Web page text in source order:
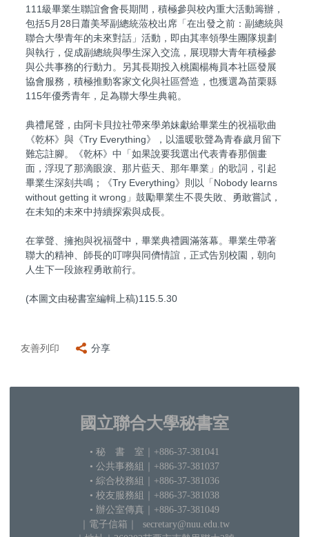
111級畢業生聯誼會會長期間，積極參與校內重大活動籌辦，
包括5月28日蕭美琴副總統蒞校出席「在出發之前：副總統與
聯合大學青年的未來對話」活動，即由其率領學生團隊規劃
與執行，促成副總統與學生深入交流，展現聯大青年積極參
與公共事務的行動力。另其長期投入桃園楊梅員本社區發展
協會服務，積極推動客家文化與社區營造，也獲選為苗栗縣
115年優秀青年，足為聯大學生典範。
典禮尾聲，由阿卡貝拉社帶來學弟妹獻給畢業生的祝福歌曲
《乾杯》與《Try Everything》，以溫暖歌聲為青春歲月留下
難忘註腳。《乾杯》中「如果說要我選出代表青春那個畫
面，浮現了那滴眼淚、那片藍天、那年畢業」的歌詞，引起
畢業生深刻共鳴；《Try Everything》則以「Nobody learns
without getting it wrong」鼓勵畢業生不畏失敗、勇敢嘗試，
在未知的未來中持續探索與成長。
在掌聲、擁抱與祝福聲中，畢業典禮圓滿落幕。畢業生帶著
聯大的精神、師長的叮嚀與同儕情誼，正式告別校園，朝向
人生下一段旅程勇敢前行。
(本圖文由秘書室編輯上稿)115.5.30
友善列印 分享
國立聯合大學秘書室
• 秘 書 室 ｜+886-37-381041
• 公共事務組｜+886-37-381037
• 綜合校務組｜+886-37-381036
• 校友服務組｜+886-37-381038
• 辦公室傳真｜+886-37-381049
｜電子信箱 ｜ secretary@nuu.edu.tw